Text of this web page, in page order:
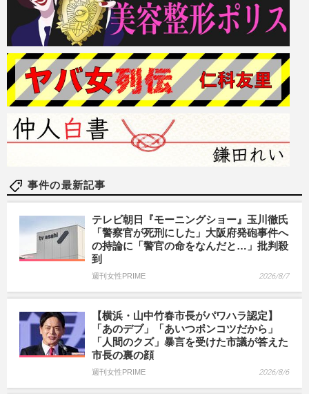
事件の最新記事
テレビ朝日『モーニングショー』玉川徹氏
「警察官が死刑にした」大阪府発砲事件へ
の持論に「警官の命をなんだと…」批判殺
到
週刊女性PRIME 2026/8/7
【横浜・山中竹春市長がパワハラ認定】
「あのデブ」「あいつポンコツだから」
「人間のクズ」暴言を受けた市議が答えた
市長の裏の顔
週刊女性PRIME 2026/8/6